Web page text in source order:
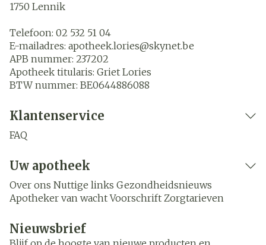
1750 Lennik
Telefoon: 02 532 51 04
E-mailadres: apotheek.lories@skynet.be
APB nummer: 237202
Apotheek titularis: Griet Lories
BTW nummer: BE0644886088
Klantenservice
FAQ
Uw apotheek
Over ons Nuttige links Gezondheidsnieuws
Apotheker van wacht Voorschrift Zorgtarieven
Nieuwsbrief